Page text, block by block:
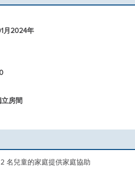
月2024年
房間
名兒童的家庭提供家庭協助